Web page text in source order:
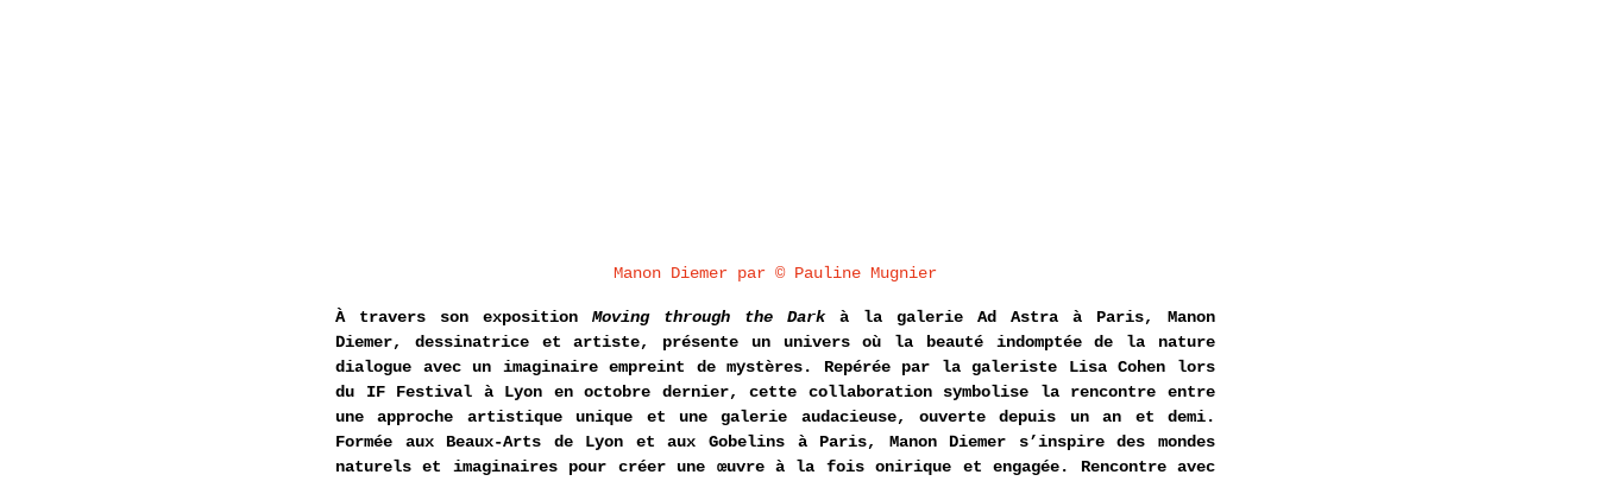
Manon Diemer par © Pauline Mugnier
À travers son exposition Moving through the Dark à la galerie Ad Astra à Paris, Manon
Diemer, dessinatrice et artiste, présente un univers où la beauté indomptée de la nature
dialogue avec un imaginaire empreint de mystères. Repérée par la galeriste Lisa Cohen lors
du IF Festival à Lyon en octobre dernier, cette collaboration symbolise la rencontre entre
une approche artistique unique et une galerie audacieuse, ouverte depuis un an et demi.
Formée aux Beaux-Arts de Lyon et aux Gobelins à Paris, Manon Diemer s’inspire des mondes
naturels et imaginaires pour créer une œuvre à la fois onirique et engagée. Rencontre avec